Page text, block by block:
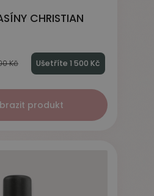
CHRISTIAN
Kč Ušetříte 1 500 Kč
produkt